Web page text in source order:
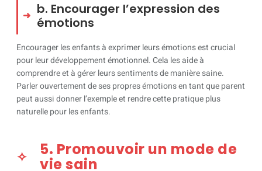
b. Encourager l’expression des
émotions
Encourager les enfants à exprimer leurs émotions est crucial
pour leur développement émotionnel. Cela les aide à
comprendre et à gérer leurs sentiments de manière saine.
Parler ouvertement de ses propres émotions en tant que parent
peut aussi donner l’exemple et rendre cette pratique plus
naturelle pour les enfants.
5. Promouvoir un mode de
vie sain